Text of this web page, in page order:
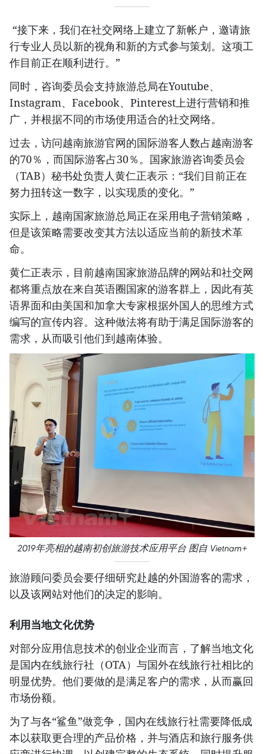
“接下来，我们在社交网络上建立了新帐户，邀请旅
行专业人员以新的视角和新的方式参与策划。这项工
作目前正在顺利进行。”
同时，咨询委员会支持旅游总局在Youtube、
Instagram、Facebook、Pinterest上进行营销和推
广，并根据不同的市场使用适合的社交网络。
过去，访问越南旅游官网的国际游客人数占越南游客
的70％，而国际游客占30％。国家旅游咨询委员会
（TAB）秘书处负责人黄仁正表示：“我们目前正在
努力扭转这一数字，以实现质的变化。”
实际上，越南国家旅游总局正在采用电子营销策略，
但是该策略需要改变其方法以适应当前的新技术革
命。
黄仁正表示，目前越南国家旅游品牌的网站和社交网
都将重点放在来自英语圈国家的游客群上，因此有英
语界面和由美国和加拿大专家根据外国人的思维方式
编写的宣传内容。这种做法将有助于满足国际游客的
需求，从而吸引他们到越南体验。
2019年亮相的越南初创旅游技术应用平台 图自 Vietnam+
旅游顾问委员会要仔细研究赴越的外国游客的需求，
以及该网站对他们的决定的影响。
利用当地文化优势
对部分应用信息技术的创业企业而言，了解当地文化
是国内在线旅行社（OTA）与国外在线旅行社相比的
明显优势。他们要做的是满足客户的需求，从而赢回
市场份额。
为了与各“鲨鱼”做竞争，国内在线旅行社需要降低成
本以获取更合理的产品价格，并与酒店和旅行服务供